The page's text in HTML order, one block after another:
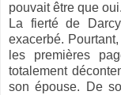
pouvait être que
La fierté de
exacerbé.
les premières
totalement
son épouse. De